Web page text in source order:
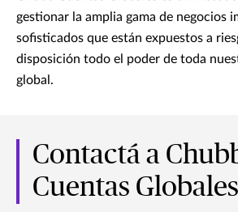
gestionar la amplia gama de negocios
sofisticados que están expuestos a
disposición todo el poder de toda
global.
Contactá a
Cuentas Globales